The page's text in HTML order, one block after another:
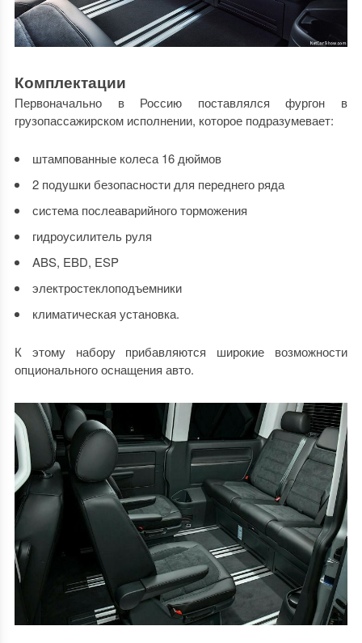
Комплектации
Первоначально в Россию поставлялся фургон в
грузопассажирском исполнении, которое подразумевает:
штампованные колеса 16 дюймов
2 подушки безопасности для переднего ряда
система послеаварийного торможения
гидроусилитель руля
ABS, EBD, ESP
электростеклоподъемники
климатическая установка.
К этому набору прибавляются широкие возможности
опционального оснащения авто.